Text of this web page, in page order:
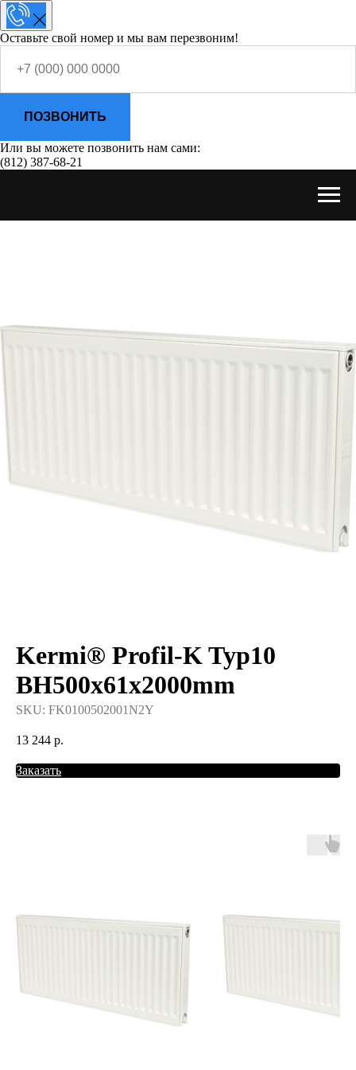
Оставьте свой номер и мы вам перезвоним!
ПОЗВОНИТЬ
Или вы можете позвонить нам сами:
(812) 387-68-21
Kermi® Profil-K Typ10
BH500x61x2000mm
SKU: FK0100502001N2Y
13 244 р.
Заказать